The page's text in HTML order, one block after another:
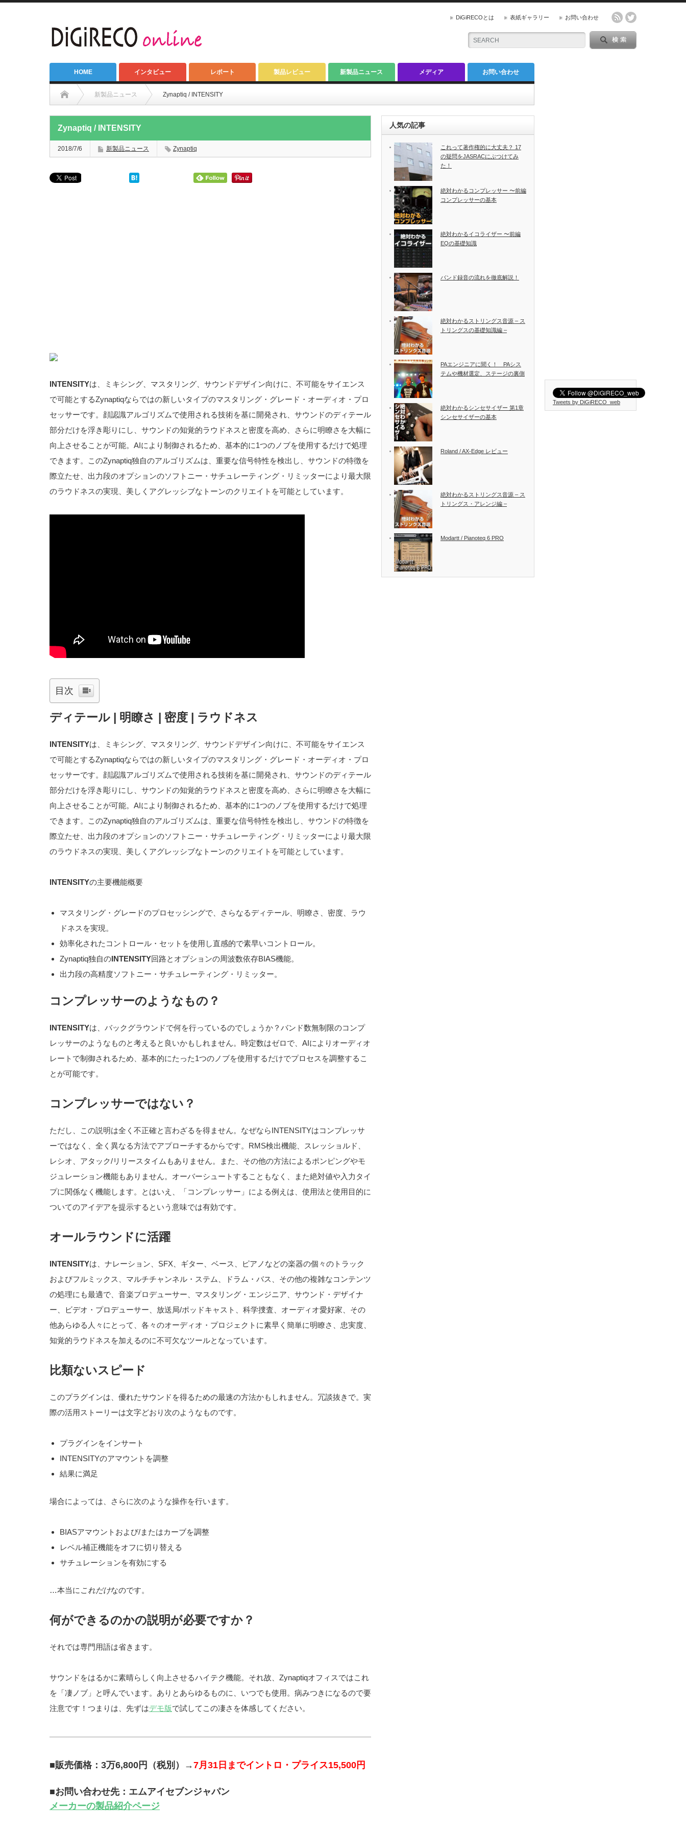
DiGiRECOとは 表紙ギャラリー お問い合わせ
HOME インタビュー レポート 製品レビュー 新製品ニュース メディア お問い合わせ
新製品ニュース Zynaptiq / INTENSITY
Zynaptiq / INTENSITY
2018/7/6 新製品ニュース Zynaptiq
INTENSITYは、ミキシング、マスタリング、サウンドデザイン向けに、不可能をサイエンス
で可能とするZynaptiqならではの新しいタイプのマスタリング・グレード・オーディオ・プロ
セッサーです。顔認識アルゴリズムで使用される技術を基に開発され、サウンドのディテール
部分だけを浮き彫りにし、サウンドの知覚的ラウドネスと密度を高め、さらに明瞭さを大幅に
向上させることが可能。AIにより制御されるため、基本的に1つのノブを使用するだけで処理
できます。このZynaptiq独自のアルゴリズムは、重要な信号特性を検出し、サウンドの特徴を
際立たせ、出力段のオプションのソフトニー・サチュレーティング・リミッターにより最大限
のラウドネスの実現、美しくアグレッシブなトーンのクリエイトを可能としています。
目次
ディテール | 明瞭さ | 密度 | ラウドネス
INTENSITYは、ミキシング、マスタリング、サウンドデザイン向けに、不可能をサイエンス
で可能とするZynaptiqならではの新しいタイプのマスタリング・グレード・オーディオ・プロ
セッサーです。顔認識アルゴリズムで使用される技術を基に開発され、サウンドのディテール
部分だけを浮き彫りにし、サウンドの知覚的ラウドネスと密度を高め、さらに明瞭さを大幅に
向上させることが可能。AIにより制御されるため、基本的に1つのノブを使用するだけで処理
できます。このZynaptiq独自のアルゴリズムは、重要な信号特性を検出し、サウンドの特徴を
際立たせ、出力段のオプションのソフトニー・サチュレーティング・リミッターにより最大限
のラウドネスの実現、美しくアグレッシブなトーンのクリエイトを可能としています。
INTENSITYの主要機能概要
マスタリング・グレードのプロセッシングで、さらなるディテール、明瞭さ、密度、ラウ
ドネスを実現。
効率化されたコントロール・セットを使用し直感的で素早いコントロール。
Zynaptiq独自のINTENSITY回路とオプションの周波数依存BIAS機能。
出力段の高精度ソフトニー・サチュレーティング・リミッター。
コンプレッサーのようなもの？
INTENSITYは、バックグラウンドで何を行っているのでしょうか？バンド数無制限のコンプ
レッサーのようなものと考えると良いかもしれません。時定数はゼロで、AIによりオーディオ
レートで制御されるため、基本的にたった1つのノブを使用するだけでプロセスを調整するこ
とが可能です。
コンプレッサーではない？
ただし、この説明は全く不正確と言わざるを得ません。なぜならINTENSITYはコンプレッサ
ーではなく、全く異なる方法でアプローチするからです。 RMS検出機能、スレッショルド、
レシオ、アタック/リリースタイムもありません。また、その他の方法によるポンピングやモ
ジュレーション機能もありません。オーバーシュートすることもなく、また絶対値や入力タイ
プに関係なく機能します。とはいえ、「コンプレッサー」による例えは、使用法と使用目的に
ついてのアイデアを提示するという意味では有効です。
オールラウンドに活躍
INTENSITYは、ナレーション、SFX、ギター、ベース、ピアノなどの楽器の個々のトラック
およびフルミックス、マルチチャンネル・ステム、ドラム・バス、その他の複雑なコンテンツ
の処理にも最適で、音楽プロデューサー、マスタリング・エンジニア、サウンド・デザイナ
ー、ビデオ・プロデューサー、放送局/ポッドキャスト、科学捜査、オーディオ愛好家、その
他あらゆる人々にとって、各々のオーディオ・プロジェクトに素早く簡単に明瞭さ、忠実度、
知覚的ラウドネスを加えるのに不可欠なツールとなっています。
比類ないスピード
このプラグインは、優れたサウンドを得るための最速の方法かもしれません。冗談抜きで。実
際の活用ストーリーは文字どおり次のようなものです。
プラグインをインサート
INTENSITYのアマウントを調整
結果に満足
場合によっては、さらに次のような操作を行います。
BIASアマウントおよび/またはカーブを調整
レベル補正機能をオフに切り替える
サチュレーションを有効にする
…本当に これだけなのです。
何ができるのかの説明が必要ですか？
それでは専門用語は省きます。
サウンドをはるかに素晴らしく向上させるハイテク機能。それ故、Zynaptiqオフィスではこれ
を「凄ノブ」と呼んでいます。ありとあらゆるものに、いつでも使用。病みつきになるので要
注意です！つまりは、先ずはデモ版で試してこの凄さを体感してください。
■販売価格：3万6,800円（税別）→7月31日までイントロ・プライス15,500円
■お問い合わせ先：エムアイセブンジャパン
メーカーの製品紹介ページ
人気の記事
これって著作権的に大丈夫？ 17
の疑問をJASRACにぶつけてみ
た！
絶対わかるコンプレッサー 〜前編
コンプレッサーの基本
絶対わかるイコライザー 〜前編
EQの基礎知識
バンド録音の流れを徹底解説！
絶対わかるストリングス音源 – ス
トリングスの基礎知識編 –
PAエンジニアに聞く！ PAシス
テムや機材選定、ステージの裏側
絶対わかるシンセサイザー 第1章
シンセサイザーの基本
Roland / AX-Edge レビュー
絶対わかるストリングス音源 – ス
トリングス・アレンジ編 –
Modartt / Pianoteq 6 PRO
Tweets by DiGiRECO_web